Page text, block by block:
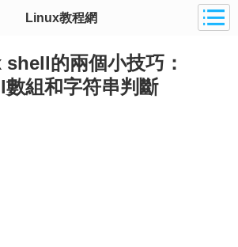
Linux教程網
的兩個小技巧：
組和字符串判斷